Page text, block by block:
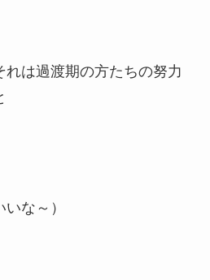
れは過渡期の方たちの努力
な～）